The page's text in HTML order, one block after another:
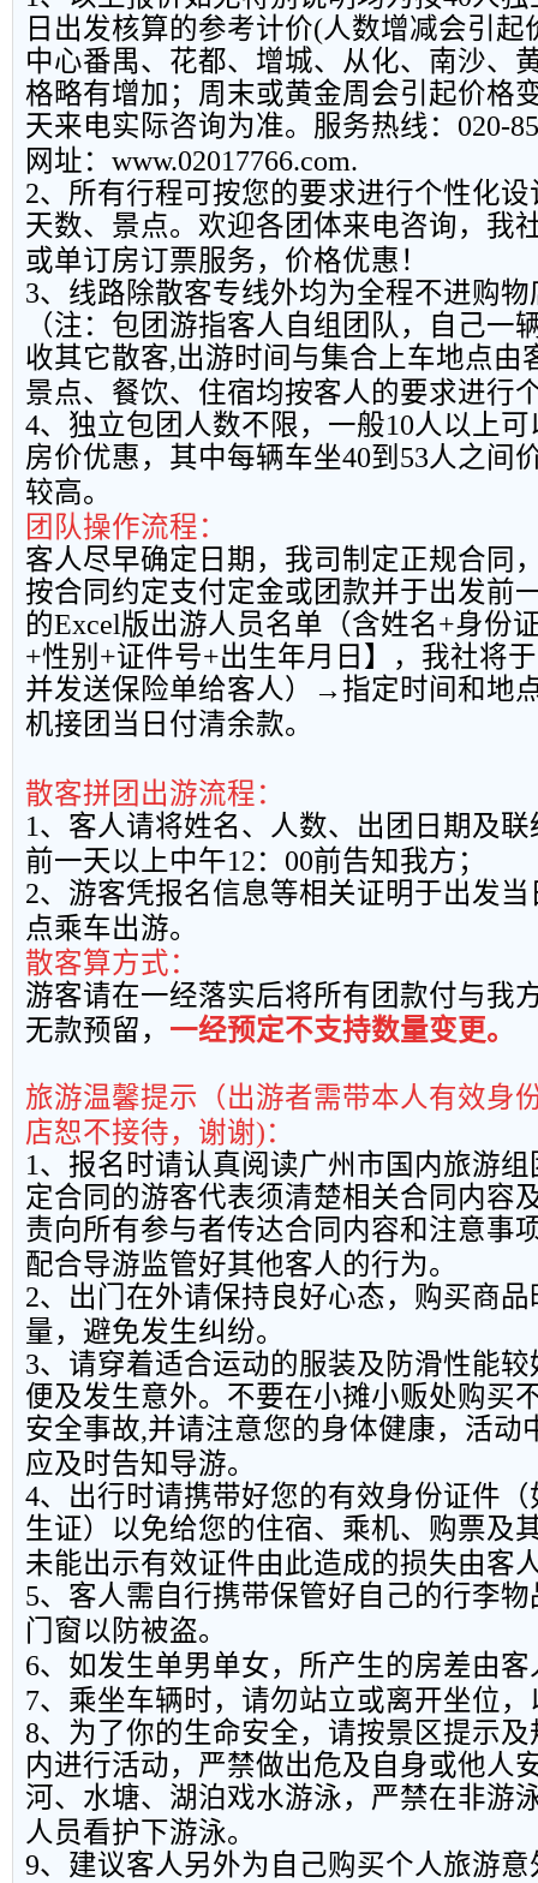
日出发核算的参考计价(人数增减会引起
中心番禺、花都、增城、从化、南沙、
格略有增加；周末或黄金周会引起价格
天来电实际咨询为准。服务热线： 020-
网址： www.02017766.com.
2、所有行程可按您的要求进行个性化
天数、景点。欢迎各团体来电咨询，我
或单订房订票服务，价格优惠！
3、线路除散客专线外均为全程不进购
（注：包团游指客人自组团队，自己一
收其它散客,出游时间与集合上车地点由
景点、餐饮、住宿均按客人的要求进行
4、独立包团人数不限，一般10人以上
房价优惠，其中每辆车坐40到 53人之间
较高。
团队操作流程：
客人尽早确定日期，我司制定正规合同
按合同约定支付定金或团款并于出发前
的Excel版出游人员名单（含姓名+身份
+性别 +证件号+出生年月日】，我社将
并发送保险单给客人）→指定时间和地
机接团当日付清余款。
散客拼团出游流程：
1、客人请将姓名、人数、出团日期及
前一天以上中午12： 00前告知我方；
2、游客凭报名信息等相关证明于出发
点乘车出游。
散客算方式：
游客请在一经落实后将所有团款付与我
无款预留， 一经预定不支持数量变更。
旅游温馨提示（出游者需带本人有效身
店恕不接待，谢谢)：
1、报名时请认真阅读广州市国内旅游
定合同的游客代表须清楚相关合同内容
责向所有参与者传达合同内容和注意事
配合导游监管好其他客人的行为。
2、出门在外请保持良好心态，购买商
量，避免发生纠纷。
3、请穿着适合运动的服装及防滑性能
便及发生意外。不要在小摊小贩处购买
安全事故,并请注意您的身体健康，活动
应及时告知导游。
4、出行时请携带好您的有效身份证件
生证）以免给您的住宿、乘机、购票及
未能出示有效证件由此造成的损失由客
5、客人需自行携带保管好自己的行李
门窗以防被盗。
6、如发生单男单女，所产生的房差由客
7、乘坐车辆时，请勿站立或离开坐位
8、为了你的生命安全，请按景区提示
内进行活动，严禁做出危及自身或他人
河、水塘、湖泊戏水游泳，严禁在非游
人员看护下游泳。
9、建议客人另外为自己购买个人旅游